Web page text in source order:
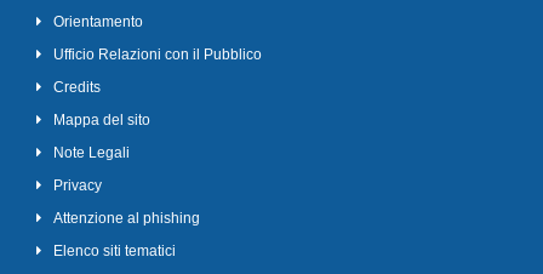
Orientamento
Ufficio Relazioni con il Pubblico
Credits
Mappa del sito
Note Legali
Privacy
Attenzione al phishing
Elenco siti tematici